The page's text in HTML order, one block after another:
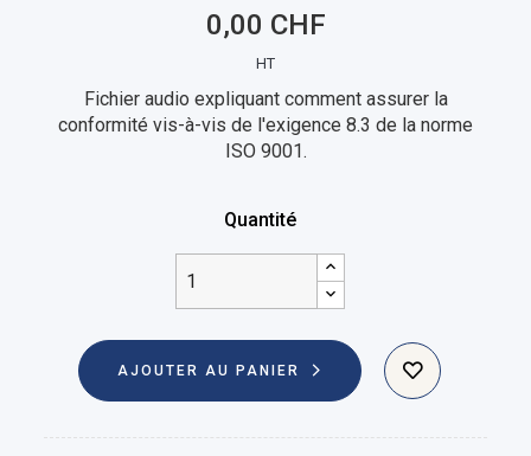
0,00 CHF
HT
Fichier audio expliquant comment assurer la
conformité vis-à-vis de l'exigence 8.3 de la norme
ISO 9001.
Quantité
AJOUTER AU PANIER